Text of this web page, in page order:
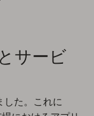
サービ
した。これに